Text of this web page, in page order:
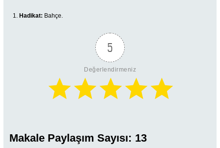
Hadikat: Bahçe.
5
Değerlendirmeniz
Makale Paylaşım Sayısı: 13